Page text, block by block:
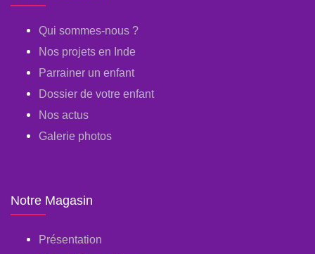
Qui sommes-nous ?
Nos projets en Inde
Parrainer un enfant
Dossier de votre enfant
Nos actus
Galerie photos
Notre Magasin
Présentation